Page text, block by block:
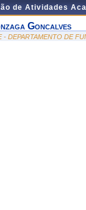
de Atividades
Goncalves
- DEPARTAMENTO DE